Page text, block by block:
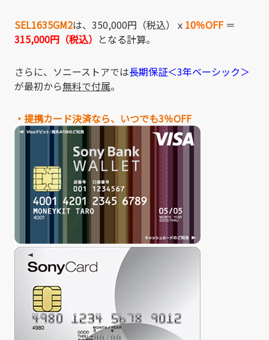
SEL1635GM2は、350,000円（税込） ｘ 10％OFF＝
315,000円（税込） となる計算。
さらに、ソニーストアでは長期保証＜3年ベーシック＞
が最初から無料で付属。
・提携カード決済なら、いつでも3％OFF